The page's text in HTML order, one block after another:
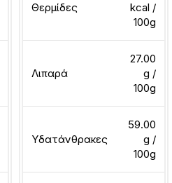
Θερμίδες
kcal /
100g
Λιπαρά
27.00
g /
100g
Υδατάνθρακες
59.00
g /
100g